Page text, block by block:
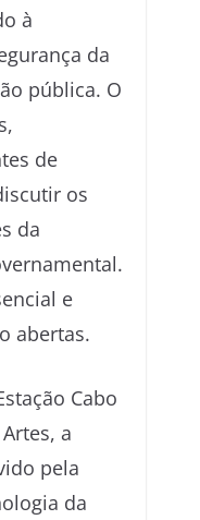
à
da
pública. O
de
os
da
e
abertas.
Cabo
a
pela
da